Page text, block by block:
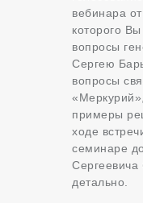
вебинара
которого
вопросы
Сергею
вопросы
примеры
ходе
семинаре
Сергеевича
детально.